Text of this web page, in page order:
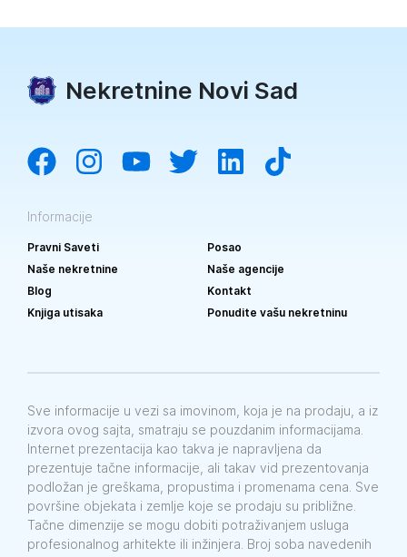
Nekretnine Novi Sad
Informacije
Pravni Saveti
Posao
Naše nekretnine
Naše agencije
Blog
Kontakt
Knjiga utisaka
Ponudite vašu nekretninu
Sve informacije u vezi sa imovinom, koja je na prodaju, a iz
izvora ovog sajta, smatraju se pouzdanim informacijama.
Internet prezentacija kao takva je napravljena da
prezentuje tačne informacije, ali takav vid prezentovanja
podložan je greškama, propustima i promenama cena. Sve
površine objekata i zemlje koje se prodaju su približne.
Tačne dimenzije se mogu dobiti potraživanjem usluga
profesionalnog arhitekte ili inžinjera. Broj soba navedenih